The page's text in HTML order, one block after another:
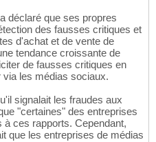
déclaré que ses propres
des fausses critiques et
d'achat et de vente de
tendance croissante de
de fausses critiques en
les médias sociaux.
signalait les fraudes aux
"certaines" des entreprises
ces rapports. Cependant,
que les entreprises de médias